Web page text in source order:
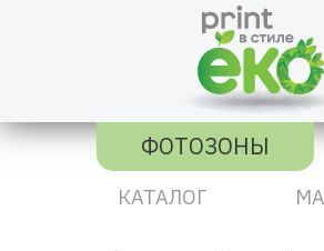
ФОТОЗОНЫ
КАТАЛОГ